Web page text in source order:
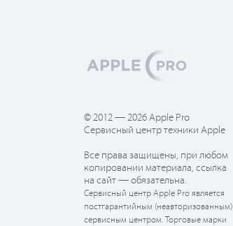
© 2012 — 2026 Apple Pro
Сервисный центр техники Apple
Все права защищены, при любом
копировании материала, ссылка
на сайт — обязательна.
Сервисный центр Apple Pro является
постгарантийным (неавторизованным)
сервисным центром. Торговые марки